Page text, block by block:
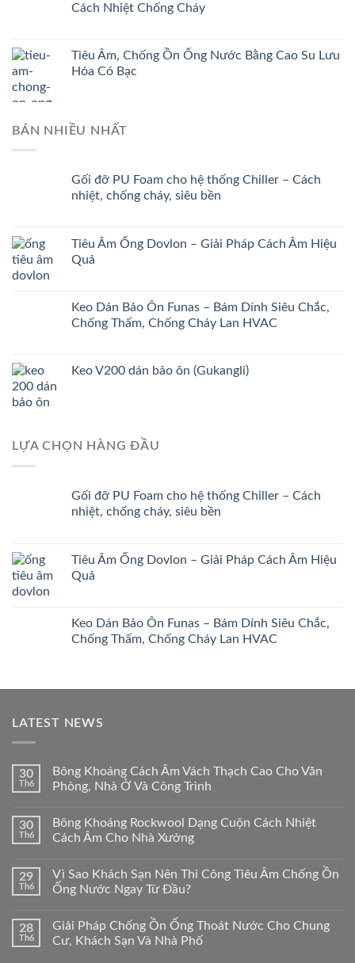
Cách Nhiệt Chống Cháy
Tiêu Âm, Chống Ồn Ống Nước Bằng Cao Su Lưu
Hóa Có Bạc
BÁN NHIỀU NHẤT
Gối đỡ PU Foam cho hệ thống Chiller – Cách
nhiệt, chống cháy, siêu bền
Tiêu Âm Ống Dovlon – Giải Pháp Cách Âm Hiệu
Quả
Keo Dán Bảo Ôn Funas – Bám Dính Siêu Chắc,
Chống Thấm, Chống Cháy Lan HVAC
Keo V200 dán bảo ôn (Gukangli)
LỰA CHỌN HÀNG ĐẦU
Gối đỡ PU Foam cho hệ thống Chiller – Cách
nhiệt, chống cháy, siêu bền
Tiêu Âm Ống Dovlon – Giải Pháp Cách Âm Hiệu
Quả
Keo Dán Bảo Ôn Funas – Bám Dính Siêu Chắc,
Chống Thấm, Chống Cháy Lan HVAC
LATEST NEWS
30
Th6
Bông Khoáng Cách Âm Vách Thạch Cao Cho Văn
Phòng, Nhà Ở Và Công Trình
30
Th6
Bông Khoáng Rockwool Dạng Cuộn Cách Nhiệt
Cách Âm Cho Nhà Xưởng
29
Th6
Vì Sao Khách Sạn Nên Thi Công Tiêu Âm Chống Ồn
Ống Nước Ngay Từ Đầu?
28
Th6
Giải Pháp Chống Ồn Ống Thoát Nước Cho Chung
Cư, Khách Sạn Và Nhà Phố